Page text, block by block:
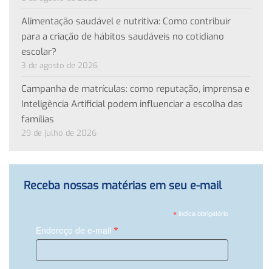
Alimentação saudável e nutritiva: Como contribuir
para a criação de hábitos saudáveis no cotidiano
escolar?
3 de agosto de 2026
Campanha de matrículas: como reputação, imprensa e
Inteligência Artificial podem influenciar a escolha das
famílias
29 de julho de 2026
Receba nossas matérias em seu e-mail
*indica obrigatório
Endereço de e-mail *